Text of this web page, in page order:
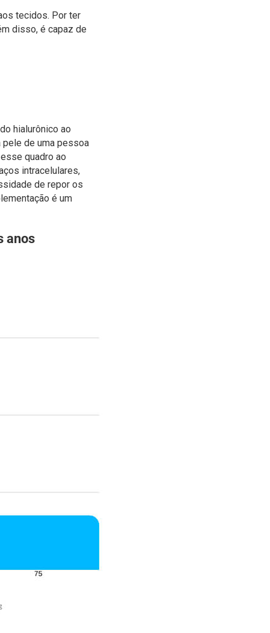
tecidos. Por ter
disso, é capaz de
hialurônico ao
pele de uma pessoa
quadro ao
intracelulares,
de repor os
é um
anos